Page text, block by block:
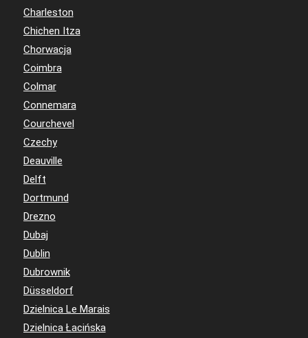
Charleston
Chichen Itza
Chorwacja
Coimbra
Colmar
Connemara
Courchevel
Czechy
Deauville
Delft
Dortmund
Drezno
Dubaj
Dublin
Dubrownik
Düsseldorf
Dzielnica Le Marais
Dzielnica Łacińska